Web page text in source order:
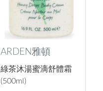
ARDEN雅頓
綠茶沐湯蜜滴舒體霜
(500ml)